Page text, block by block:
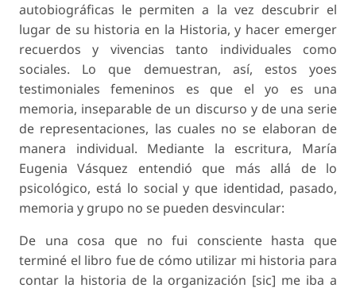
autobiográficas le permiten a la vez descubrir el
lugar de su historia en la Historia, y hacer emerger
recuerdos y vivencias tanto individuales como
sociales. Lo que demuestran, así, estos yoes
testimoniales femeninos es que el yo es una
memoria, inseparable de un discurso y de una serie
de representaciones, las cuales no se elaboran de
manera individual. Mediante la escritura, María
Eugenia Vásquez entendió que más allá de lo
psicológico, está lo social y que identidad, pasado,
memoria y grupo no se pueden desvincular:
De una cosa que no fui consciente hasta que
terminé el libro fue de cómo utilizar mi historia para
contar la historia de la organización [sic] me iba a